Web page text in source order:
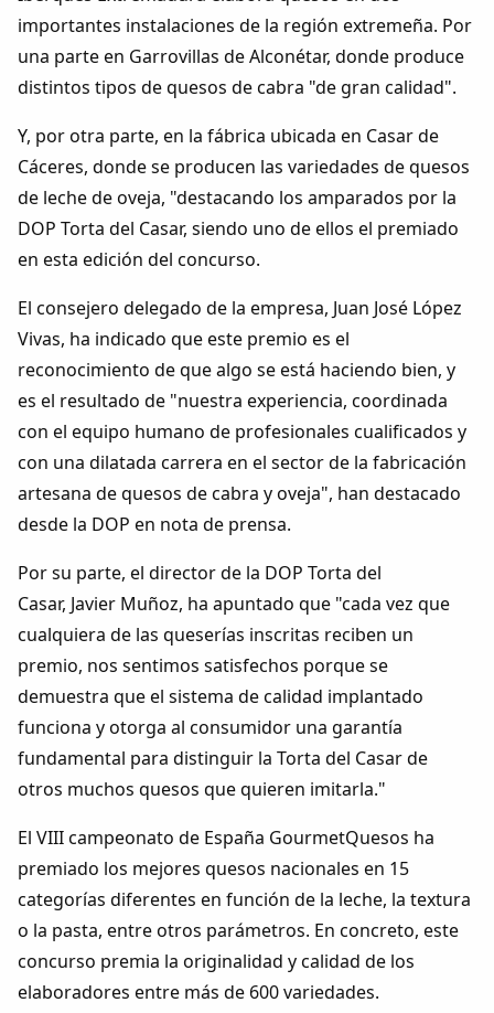
Diccionario
Traductor
Dichos
Cancionero Local
Apodos
Peñas
La palra
Modo oscuro
importantes instalaciones de la región extremeña. Por
una parte en Garrovillas de Alconétar, donde produce
distintos tipos de quesos de cabra "de gran calidad".
Y, por otra parte, en la fábrica ubicada en Casar de
Cáceres, donde se producen las variedades de quesos
de leche de oveja, "destacando los amparados por la
DOP Torta del Casar, siendo uno de ellos el premiado
en esta edición del concurso.
El consejero delegado de la empresa, Juan José López
Vivas, ha indicado que este premio es el
reconocimiento de que algo se está haciendo bien, y
es el resultado de "nuestra experiencia, coordinada
con el equipo humano de profesionales cualificados y
con una dilatada carrera en el sector de la fabricación
artesana de quesos de cabra y oveja", han destacado
desde la DOP en nota de prensa.
Por su parte, el director de la DOP Torta del
Casar, Javier Muñoz, ha apuntado que "cada vez que
cualquiera de las queserías inscritas reciben un
premio, nos sentimos satisfechos porque se
demuestra que el sistema de calidad implantado
funciona y otorga al consumidor una garantía
fundamental para distinguir la Torta del Casar de
otros muchos quesos que quieren imitarla."
El VIII campeonato de España GourmetQuesos ha
premiado los mejores quesos nacionales en 15
categorías diferentes en función de la leche, la textura
o la pasta, entre otros parámetros. En concreto, este
concurso premia la originalidad y calidad de los
elaboradores entre más de 600 variedades.